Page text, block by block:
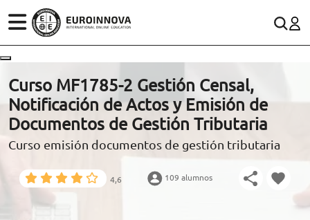
ESTUDIOS
CONOCE EUROINNOVA
(+34)958 050 200 (gratuito en España)
900 831 200
TRABAJA CON NOSOTROS
Curso MF1785-2 Gestión Censal,
Notificación de Actos y Emisión de
Documentos de Gestión Tributaria
Curso emisión documentos de gestión tributaria
4,6 109 alumnos